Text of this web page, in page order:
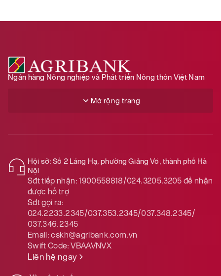
Ngân hàng Nông nghiệp và Phát triển Nông thôn Việt Nam
Mở rộng trang
Hội sở: Số 2 Láng Hạ, phường Giảng Võ, thành phố Hà
Nội
Sđt tiếp nhận: 1900558818/024.3205.3205để nhận
được hỗ trợ
Sđt gọi ra:
024.2233.2345/037.353.2345/037.348.2345/
037.346.2345
Email:cskh@agribank.com.vn
Swift Code:VBAAVNVX
Liên hệ ngay